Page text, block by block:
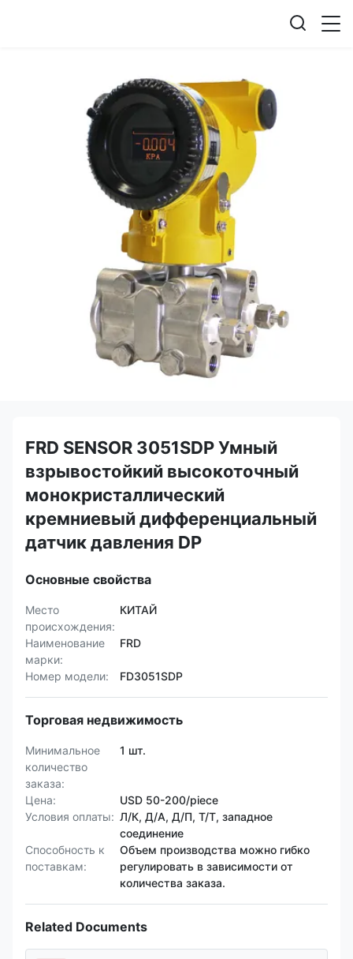
FRD SENSOR 3051SDP Умный
взрывостойкий высокоточный
монокристаллический
кремниевый дифференциальный
датчик давления DP
Основные свойства
Место
происхождения:
КИТАЙ
Наименование
марки:
FRD
Номер модели: FD3051SDP
Торговая недвижимость
Минимальное
количество
заказа:
1 шт.
Цена:
USD 50-200/piece
Условия оплаты: Л/К, Д/А, Д/П, Т/Т, западное
соединение
Способность к
поставкам:
Объем производства можно гибко
регулировать в зависимости от
количества заказа.
Related Documents